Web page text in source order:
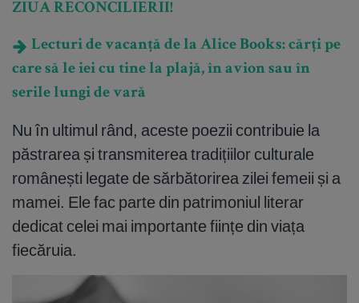
ZIUA RECONCILIERII!
Lecturi de vacanță de la Alice Books: cărți pe
care să le iei cu tine la plajă, în avion sau în
serile lungi de vară
Nu în ultimul rând, aceste poezii contribuie la
păstrarea și transmiterea tradițiilor culturale
românești legate de sărbătorirea zilei femeii și a
mamei. Ele fac parte din patrimoniul literar
dedicat celei mai importante ființe din viața
fiecăruia.